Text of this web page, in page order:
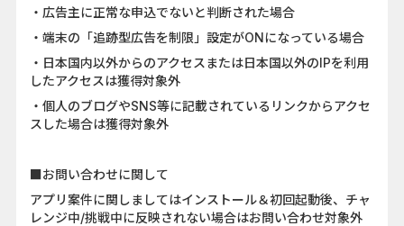
・広告主に正常な申込でないと判断された場合
・端末の「追跡型広告を制限」設定がONになっている場合
・日本国内以外からのアクセスまたは日本国以外のIPを利用
したアクセスは獲得対象外
・個人のブログやSNS等に記載されているリンクからアクセ
スした場合は獲得対象外
■お問い合わせに関して
アプリ案件に関しましてはインストール＆初回起動後、チャ
レンジ中/挑戦中に反映されない場合はお問い合わせ対象外